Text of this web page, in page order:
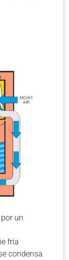
un
fría
condensa